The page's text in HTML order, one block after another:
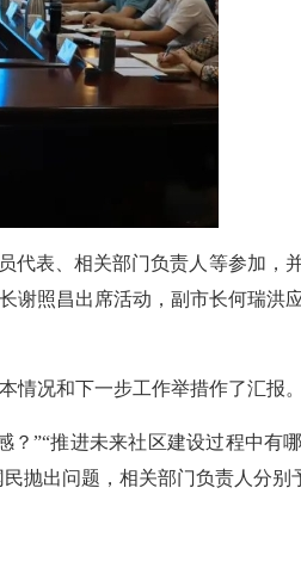
代表、相关部门负责人等参加，
谢照昌出席活动，副市长何瑞洪
情况和下一步工作举措作了汇报。
”“推进未来社区建设过程中有
抛出问题，相关部门负责人分别